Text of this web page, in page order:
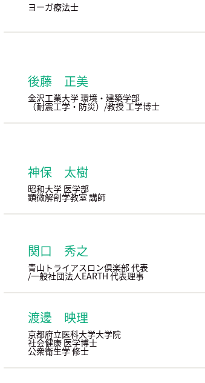
ヨーガ療法士
後藤 正美
金沢工業大学 環境・建築学部
（耐震工学・防災）/教授 工学博士
神保 太樹
昭和大学 医学部
顕微解剖学教室 講師
関口 秀之
青山トライアスロン倶楽部 代表
/一般社団法人EARTH 代表理事
渡邊 映理
京都府立医科大学大学院
社会健康 医学博士
公衆衛生学 修士